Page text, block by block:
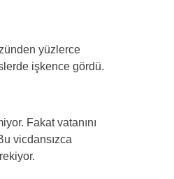
yüzlerce
işkence gördü.
Fakat vatanını
vicdansızca